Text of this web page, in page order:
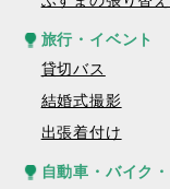
旅行・イベント
貸切バス
結婚式撮影
出張着付け
自動車・バイク